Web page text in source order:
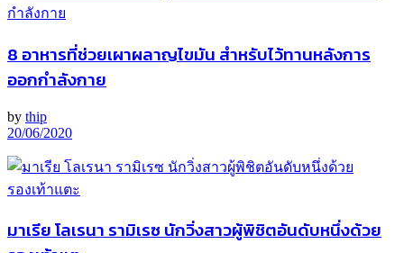
8 อาหารที่ช่วยเผาผลาญไขมัน สำหรับไว้ทานหลังการ
ออกกำลังกาย
by thip
20/06/2020
มาเรีย โลเรนา รามิเรซ นักวิ่งสาวผู้พิชิตอันดับหนึ่งด้วย